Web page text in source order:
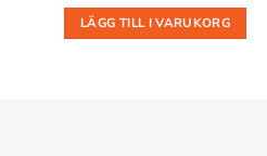
LÄGG TILL I VARUKORG